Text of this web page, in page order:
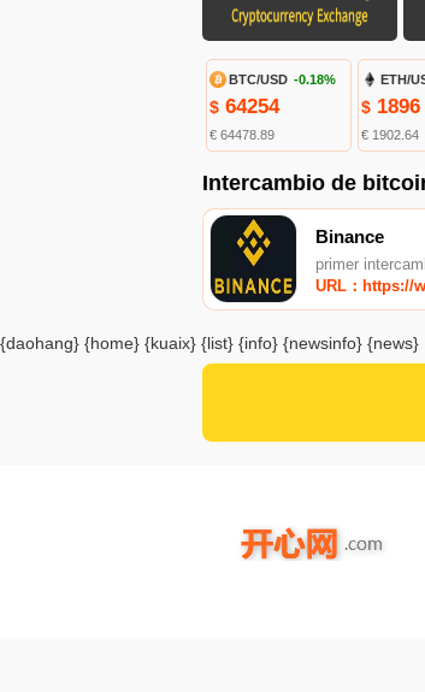
BTC/USD -0.18%
$ 64254
€ 64478.89
ETH/
$1896
€ 1902.64
Intercambio de
Binance
primer
URL：https://
{daohang} {home} {kuaix} {list} {info} {newsinfo} {news}